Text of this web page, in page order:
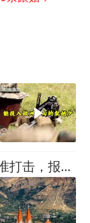
以色列空袭黎巴嫩南部：精准打击，报复真主党违反停火协议